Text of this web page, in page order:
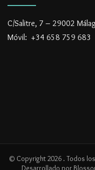
C/Salitre, 7 – 29002
Móvil: +34 658 759
© Copyright 2026 . Todos
Desarrollado por